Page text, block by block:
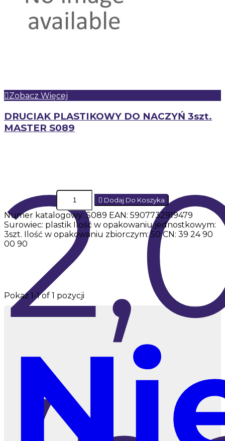
Zobacz Więcej
DRUCIAK PLASTIKOWY DO NACZYŃ 3szt.
MASTER S089
Dodaj Do Koszyka
Numer katalogowy: S089 EAN: 5907732919479
Surowiec: plastik Ilość w opakowaniu jednostkowym:
3szt. Ilość w opakowaniu zbiorczym: 50 CN: 39 24 90
00 90
Pokaż 1-1 of 1 pozycji